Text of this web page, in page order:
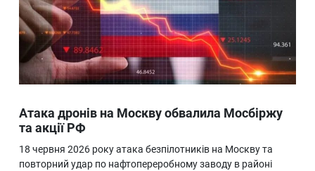
Лайфстайл
ТехноНаука
Людина
Ukraine
Про нас
Атака дронів на Москву обвалила Мосбіржу
та акції РФ
18 червня 2026 року атака безпілотників на Москву та
повторний удар по нафтопереробному заводу в районі